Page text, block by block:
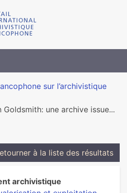
sur l’archivistique
Goldsmith: une archive issue...
à la liste des résultats
archivistique